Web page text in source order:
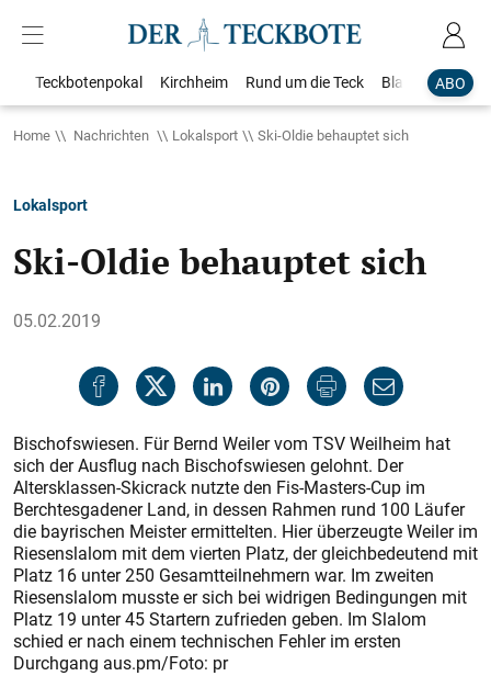
ABO
Teckbotenpokal Kirchheim Rund um die Teck Blaulicht
Home Nachrichten Lokalsport Ski-Oldie behauptet sich
Lokalsport
Ski-Oldie behauptet sich
05.02.2019
Bischofswiesen. Für Bernd Weiler vom TSV Weilheim hat
sich der Ausflug nach Bischofswiesen gelohnt. Der
Altersklassen-Skicrack nutzte den Fis-Masters-Cup im
Berchtesgadener Land, in dessen Rahmen rund 100 Läufer
die bayrischen Meister ermittelten. Hier überzeugte Weiler im
Riesenslalom mit dem vierten Platz, der gleichbedeutend mit
Platz 16 unter 250 Gesamtteilnehmern war. Im zweiten
Riesenslalom musste er sich bei widrigen Bedingungen mit
Platz 19 unter 45 Startern zufrieden geben. Im Slalom
schied er nach einem technischen Fehler im ersten
Durchgang aus.pm/Foto: pr